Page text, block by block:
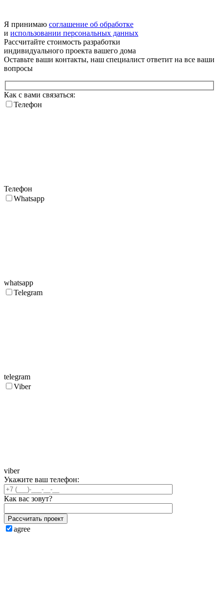
Я принимаю соглашение об обработке
и использовании персональных данных
Рассчитайте стоимость разработки
индивидуального проекта вашего дома
Оставьте ваши контакты, наш специалист ответит на все ваши
вопросы
Как с вами связаться:
Телефон
Телефон
Whatsapp
whatsapp
Telegram
telegram
Viber
viber
Укажите ваш телефон:
Как вас зовут?
Рассчитать проект
agree